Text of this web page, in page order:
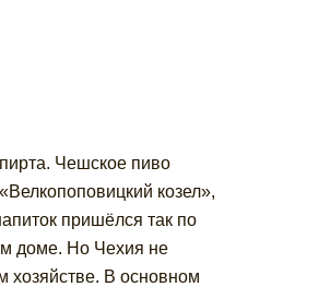
Чешское пиво
козел»,
пришёлся так по
доме. Но Чехия не
хозяйстве. В основном